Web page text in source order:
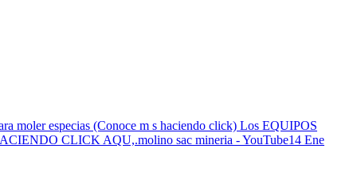
moler especias (Conoce m s haciendo click) Los EQUIPOS
CLICK AQU,.molino sac mineria - YouTube14 Ene